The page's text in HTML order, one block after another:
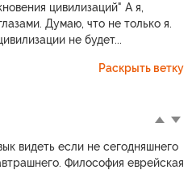
цивилизаций" А я,
Думаю, что не только я.
не будет...
Раскрыть ветку
видеть если не сегодняшнего
Философия еврейская